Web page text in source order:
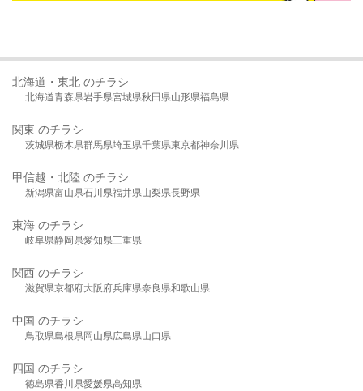
北海道・東北 のチラシ
北海道青森県岩手県宮城県秋田県山形県福島県
関東 のチラシ
茨城県栃木県群馬県埼玉県千葉県東京都神奈川県
甲信越・北陸 のチラシ
新潟県富山県石川県福井県山梨県長野県
東海 のチラシ
岐阜県静岡県愛知県三重県
関西 のチラシ
滋賀県京都府大阪府兵庫県奈良県和歌山県
中国 のチラシ
鳥取県島根県岡山県広島県山口県
四国 のチラシ
徳島県香川県愛媛県高知県